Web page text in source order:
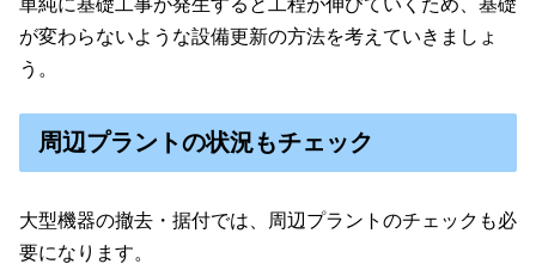
が変わらないような設備更新の方法を考えていきましょ
う。
周辺プラントの状況もチェック
大型機器の撤去・据付では、周辺プラントのチェックも必
要になります。